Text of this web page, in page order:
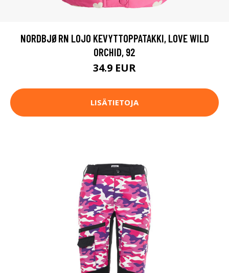
NORDBJØRN LOJO KEVYTTOPPATAKKI, LOVE WILD
ORCHID, 92
34.9 EUR
LISÄTIETOJA